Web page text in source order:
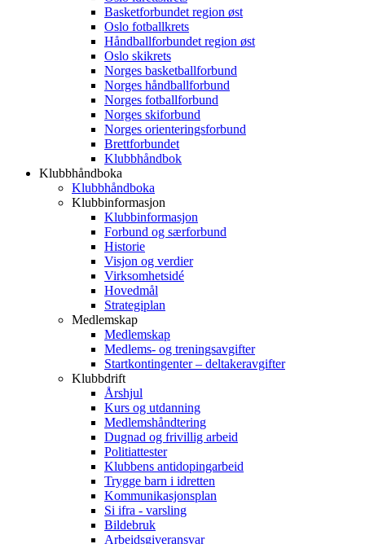
Basketforbundet region øst
Oslo fotballkrets
Håndballforbundet region øst
Oslo skikrets
Norges basketballforbund
Norges håndballforbund
Norges fotballforbund
Norges skiforbund
Norges orienteringsforbund
Brettforbundet
Klubbhåndbok
Klubbhåndboka
Klubbhåndboka
Klubbinformasjon
Klubbinformasjon
Forbund og særforbund
Historie
Visjon og verdier
Virksomhetsidé
Hovedmål
Strategiplan
Medlemskap
Medlemskap
Medlems- og treningsavgifter
Startkontingenter – deltakeravgifter
Klubbdrift
Årshjul
Kurs og utdanning
Medlemshåndtering
Dugnad og frivillig arbeid
Politiattester
Klubbens antidopingarbeid
Trygge barn i idretten
Kommunikasjonsplan
Si ifra - varsling
Bildebruk
Arbeidsgiveransvar